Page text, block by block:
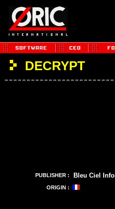
DECRYPT
PUBLISHER : Bleu Ciel
ORIGIN :